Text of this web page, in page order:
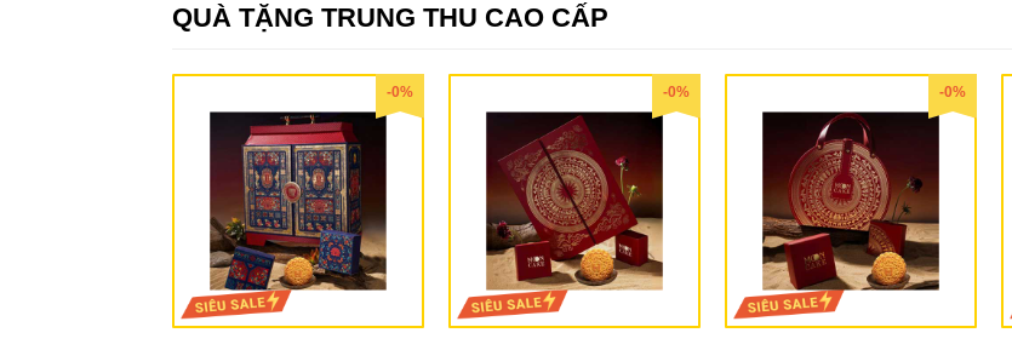
QUÀ TẶNG TRUNG THU CAO CẤP
-0% -0% -0%